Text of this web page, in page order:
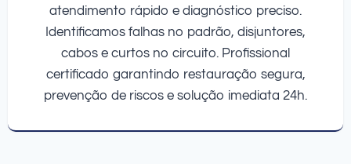
atendimento rápido e diagnóstico preciso.
Identificamos falhas no padrão, disjuntores,
cabos e curtos no circuito. Profissional
certificado garantindo restauração segura,
prevenção de riscos e solução imediata 24h.